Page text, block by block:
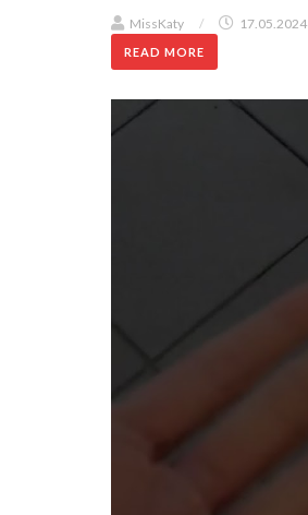
MissKaty / 17.05.2024
READ MORE